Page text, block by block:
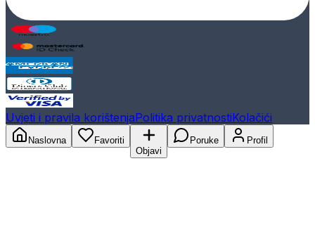
Uvjeti i pravila korištenjaPolitika privatnostiKolačići
Naslovna
Favoriti
Objavi
Poruke Profil